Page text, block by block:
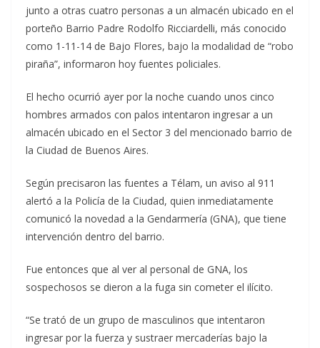
junto a otras cuatro personas a un almacén ubicado en el
porteño Barrio Padre Rodolfo Ricciardelli, más conocido
como 1-11-14 de Bajo Flores, bajo la modalidad de “robo
piraña”, informaron hoy fuentes policiales.
El hecho ocurrió ayer por la noche cuando unos cinco
hombres armados con palos intentaron ingresar a un
almacén ubicado en el Sector 3 del mencionado barrio de
la Ciudad de Buenos Aires.
Según precisaron las fuentes a Télam, un aviso al 911
alertó a la Policía de la Ciudad, quien inmediatamente
comunicó la novedad a la Gendarmería (GNA), que tiene
intervención dentro del barrio.
Fue entonces que al ver al personal de GNA, los
sospechosos se dieron a la fuga sin cometer el ilícito.
“Se trató de un grupo de masculinos que intentaron
ingresar por la fuerza y sustraer mercaderías bajo la